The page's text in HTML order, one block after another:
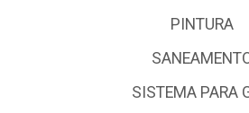
PINTURA
SISTEMA PARA